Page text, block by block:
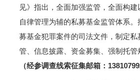
见》指出，全面加强监管，全面构建
自律管理为辅的私募基金监管体系
募基金犯罪案件的司法文件，制定私
管、信息披露、资金募集、强制托管
（经参调查线索征集邮箱：